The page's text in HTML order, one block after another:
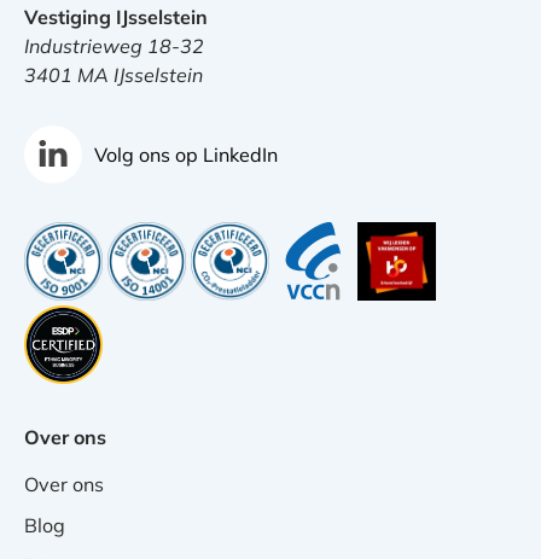
Vestiging IJsselstein
Industrieweg 18-32
3401 MA IJsselstein
Volg ons op LinkedIn
Over ons
Over ons
Blog